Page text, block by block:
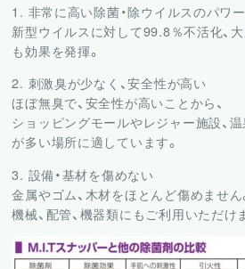
1. 非常に高い除菌・除ウイルスのパワー
新型ウイルスに対して99.8％不活化、
も効果を発揮。
2. 刺激臭が少なく、安全性が高い
ほぼ無臭で、安全性が高いことから、
ショッピングモールやレジャー施設、
が多い場所に適しています。
3. 設備・基材を傷めない
金属やゴム、木材をほとんど傷めません
機械、配管、機器類にもご利用いただけ